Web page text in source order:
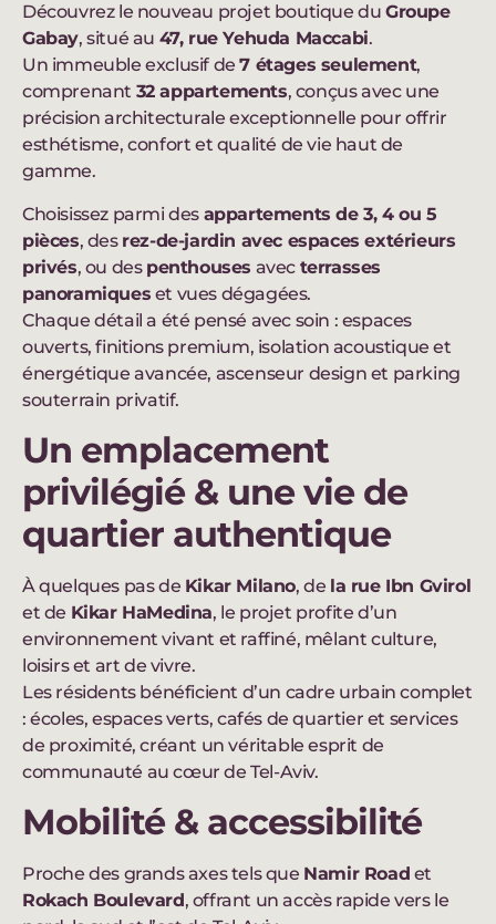
Découvrez le nouveau projet boutique du Groupe
Gabay, situé au 47, rue Yehuda Maccabi.
Un immeuble exclusif de7 étages seulement,
comprenant 32 appartements, conçus avec une
précision architecturale exceptionnelle pour offrir
esthétisme, confort et qualité de vie haut de
gamme.
Choisissez parmi des appartements de 3, 4 ou 5
pièces, des rez-de-jardin avec espaces extérieurs
privés, ou des penthouses avec terrasses
panoramiques et vues dégagées.
Chaque détail a été pensé avec soin : espaces
ouverts, finitions premium, isolation acoustique et
énergétique avancée, ascenseur design et parking
souterrain privatif.
Un emplacement
privilégié & une vie de
quartier authentique
À quelques pas de Kikar Milano, de la rue Ibn Gvirol
et de Kikar HaMedina, le projet profite d’un
environnement vivant et raffiné, mêlant culture,
loisirs et art de vivre.
Les résidents bénéficient d’un cadre urbain complet
: écoles, espaces verts, cafés de quartier et services
de proximité, créant un véritable esprit de
communauté au cœur de Tel-Aviv.
Mobilité & accessibilité
Proche des grands axes tels que Namir Road et
Rokach Boulevard , offrant un accès rapide vers le